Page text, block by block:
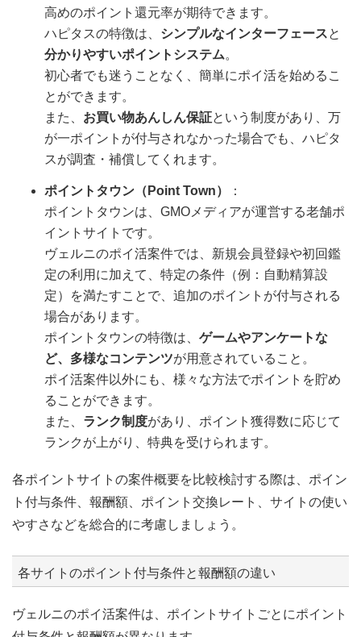
高めのポイント還元率が期待できます。
ハピタスの特徴は、 シンプルなインターフェースと
分かりやすいポイントシステム。
初心者でも迷うことなく、簡単にポイ活を始めるこ
とができます。
また、 お買い物あんしん保証という制度があり、万
が一ポイントが付与されなかった場合でも、ハピタ
スが調査・補償してくれます。
ポイントタウン（Point Town）
：
ポイントタウンは、GMOメディアが運営する老舗ポ
イントサイトです。
ヴェルニのポイ活案件では、新規会員登録や初回鑑
定の利用に加えて、特定の条件（例：自動精算設
定）を満たすことで、追加のポイントが付与される
場合があります。
ポイントタウンの特徴は、 ゲームやアンケートな
ど、多様なコンテンツが用意されていること。
ポイ活案件以外にも、様々な方法でポイントを貯め
ることができます。
また、 ランク制度があり、ポイント獲得数に応じて
ランクが上がり、特典を受けられます。
各ポイントサイトの案件概要を比較検討する際は、ポイン
ト付与条件、報酬額、ポイント交換レート、サイトの使い
やすさなどを総合的に考慮しましょう。
各サイトのポイント付与条件と報酬額の違い
ヴェルニのポイ活案件は、ポイントサイトごとにポイント